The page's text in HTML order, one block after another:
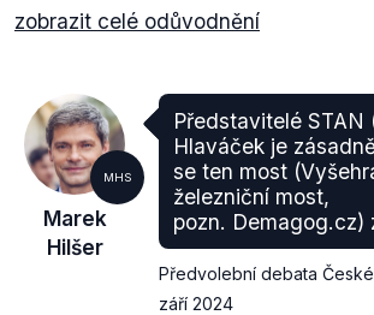
zobrazit celé odůvodnění
MHS
Marek
Hilšer
Představitelé STAN
Hlaváček je
se ten most
železniční most,
pozn. Demagog.cz)
Předvolební debata
září 2024